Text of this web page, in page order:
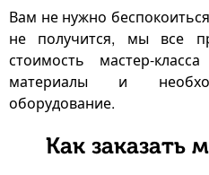
Вам не нужно
не получится, мы все
стоимость мастер-
материалы и
оборудование.
Как заказать